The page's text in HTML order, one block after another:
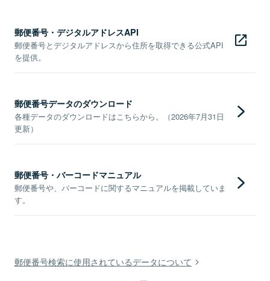
郵便番号・デジタルアドレスAPI
郵便番号とデジタルアドレスから住所を取得できる公式API
を提供。
郵便番号データのダウンロード
各種データのダウンロードはこちらから。（2026年7月31日
更新）
郵便番号・バーコードマニュアル
郵便番号や、バーコードに関するマニュアルを掲載していま
す。
郵便番号検索に使用されているデータについて